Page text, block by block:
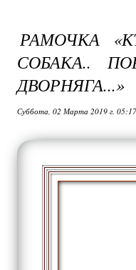
РАМОЧКА
СОБАКА..
ДВОРНЯГА...»
Суббота, 02 Марта 2019 г.